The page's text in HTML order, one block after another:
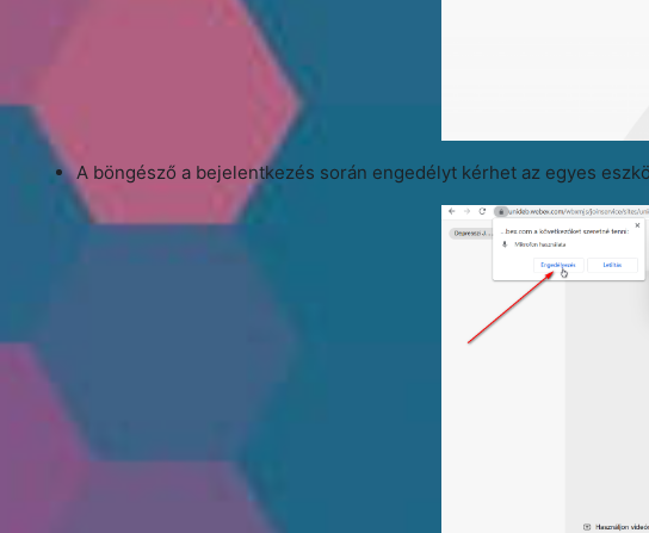
A böngésző a bejelentkezés során engedélyt kérhet az egyes